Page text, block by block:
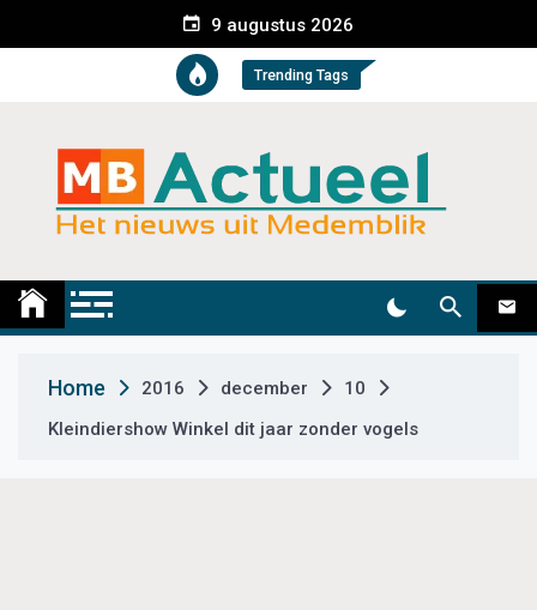
e
t
9 augustus 2026
Trending Tags
Medemblik Actueel
Home 2016 december
10
Kleindiershow Winkel dit jaar zonder vogels